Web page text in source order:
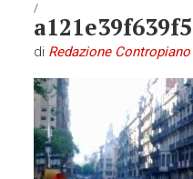
/
di Redazione Contropiano